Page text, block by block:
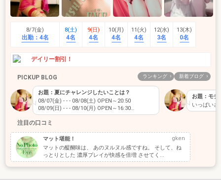
8/7(金)
出勤： 4名
8(土)
4名
9(日)
4名
10(月)
4名
11(火)
4名
12(水)
3名
13(木)
0名
デイリー割引！
PICKUP BLOG ランキング 新着ブログ
お題：夏にチャレンジしたいことは？
08/07(金) - - - 08/08(土) OPEN～20:50
08/09(日) - - - 08/10(月) OPEN～16:30
08/11(火) - - - 08/12(水) OPEN～16:30 夏に…
いっぱいさ
注目の口コミ
マット堪能！
gken
マットの醍醐味は、 あのヌルヌル感ですね。 そして、ね
っとりとした 濃厚プレイが快感を倍増 させてく...